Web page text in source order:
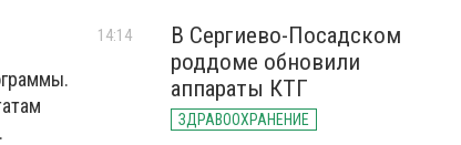
В Сергиево-Посадском
роддоме обновили
аппараты КТГ
ЗДРАВООХРАНЕНИЕ
14:14